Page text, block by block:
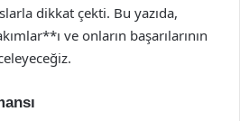
dikkat çekti. Bu yazıda,
ve onların başarılarının